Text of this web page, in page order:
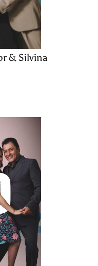
& Silvina